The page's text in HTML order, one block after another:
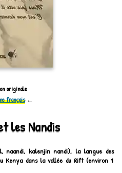
originale
français←
les Nandis
naandi, kalenjin nandi), la langue des
Kenya dans la vallée du Rift (environ 1